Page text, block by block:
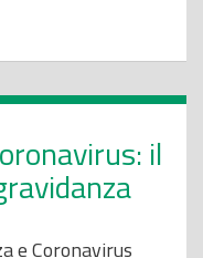
il
e Coronavirus